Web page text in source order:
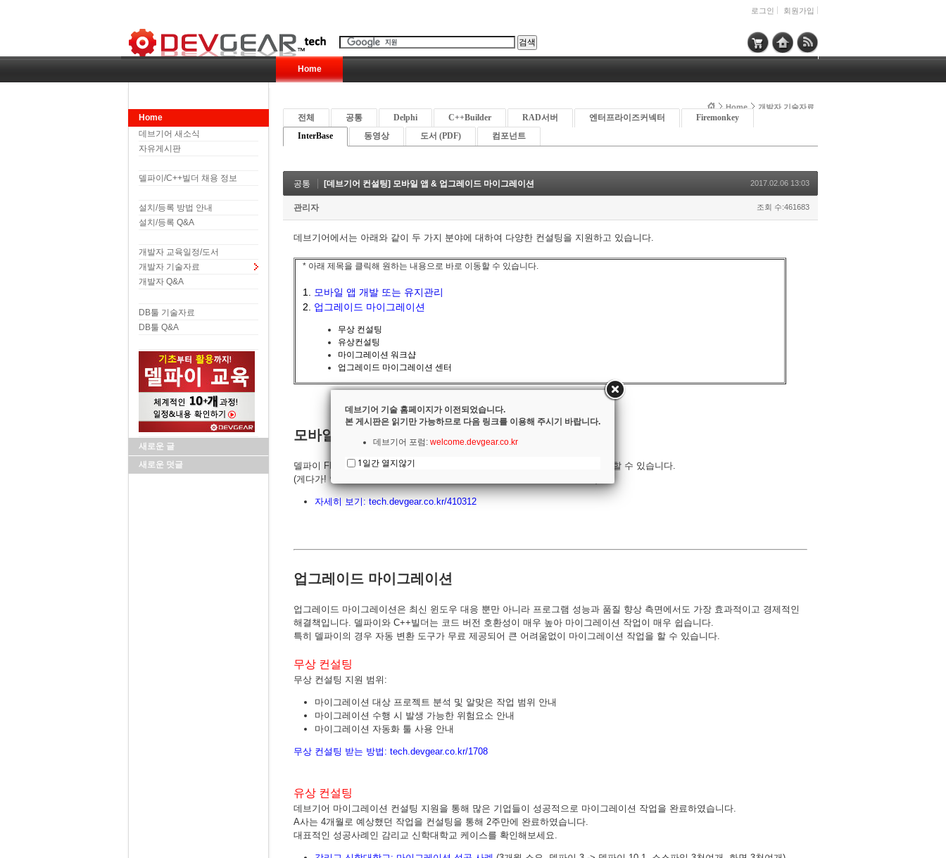
로그인 회원가입
Home
Home
데브기어 새소식
자유게시판
델파이/C++빌더 채용 정보
설치/등록 방법 안내
설치/등록 Q&A
개발자 교육일정/도서
개발자 기술자료
개발자 Q&A
DB툴 기술자료
DB툴 Q&A
새로운 글
새로운 덧글
Home 개발자 기술자료
전체 공통 Delphi C++Builder RAD서버 엔터프라이즈커넥터
Firemonkey
InterBase
동영상 도서 (PDF) 컴포넌트
공통 [데브기어 컨설팅] 모바일 앱 & 업그레이드 마이그레이션 2017.02.06 13:03
관리자 조회 수:461683
데브기어에서는 아래와 같이 두 가지 분야에 대하여 다양한 컨설팅을 지원하고 있습니다.
* 아래 제목을 클릭해 원하는 내용으로 바로 이동할 수 있습니다.
1.
모바일 앱 개발 또는 유지관리
2. 업그레이드 마이그레이션
무상 컨설팅
유상컨설팅
마이그레이션 워크샵
업그레이드 마이그레이션 센터
모바일 앱 개발 또는 유지관리
델파이 FMX(파이어몽키)는 쉽게 배워 수준 높은 멀티-플랫폼 앱을 빠르게 개발할 수 있습니다.
(게다가! 안드로이드, iOS, 윈도우, 맥 앱을 단일 소스 코드에서 빌드합니다)
자세히 보기: tech.devgear.co.kr/410312
업그레이드 마이그레이션
업그레이드 마이그레이션은 최신 윈도우 대응 뿐만 아니라 프로그램 성능과 품질 향상 측면에서도 가장 효과적이고 경제적인
해결책입니다. 델파이와 C++빌더는 코드 버전 호환성이 매우 높아 마이그레이션 작업이 매우 쉽습니다.
특히 델파이의 경우 자동 변환 도구가 무료 제공되어 큰 어려움없이 마이그레이션 작업을 할 수 있습니다.
무상 컨설팅
무상 컨설팅 지원 범위:
마이그레이션 대상 프로젝트 분석 및 알맞은 작업 범위 안내
마이그레이션 수행 시 발생 가능한 위험요소 안내
마이그레이션 자동화 툴 사용 안내
무상 컨설팅 받는 방법: tech.devgear.co.kr/1708
유상 컨설팅
데브기어 마이그레이션 컨설팅 지원을 통해 많은 기업들이 성공적으로 마이그레이션 작업을 완료하였습니다.
A사는 4개월로 예상했던 작업을 컨설팅을 통해 2주만에 완료하였습니다.
대표적인 성공사례인 감리교 신학대학교 케이스를 확인해보세요.
데브기어 기술 홈페이지가 이전되었습니다.
본 게시판은 읽기만 가능하므로 다음 링크를 이용해 주시기 바랍니다.
데브기어 포럼: welcome.devgear.co.kr
1일간 열지않기